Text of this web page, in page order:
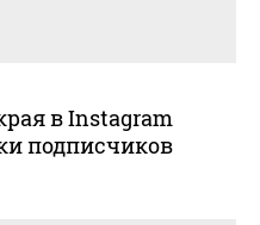
в Instagram
подписчиков